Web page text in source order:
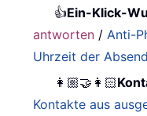
👍Ein-Klick-
antworten / Anti-
Uhrzeit der
👩🏼‍🤝‍👩🏻
Kontakte aus